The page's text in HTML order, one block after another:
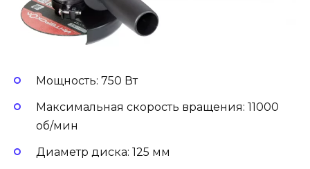
Мощность: 750 Вт
Максимальная скорость вращения: 11000
об/мин
Диаметр диска: 125 мм